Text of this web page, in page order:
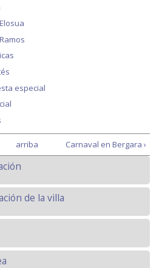
especial
arriba Carnaval en Bergara ›
de la villa